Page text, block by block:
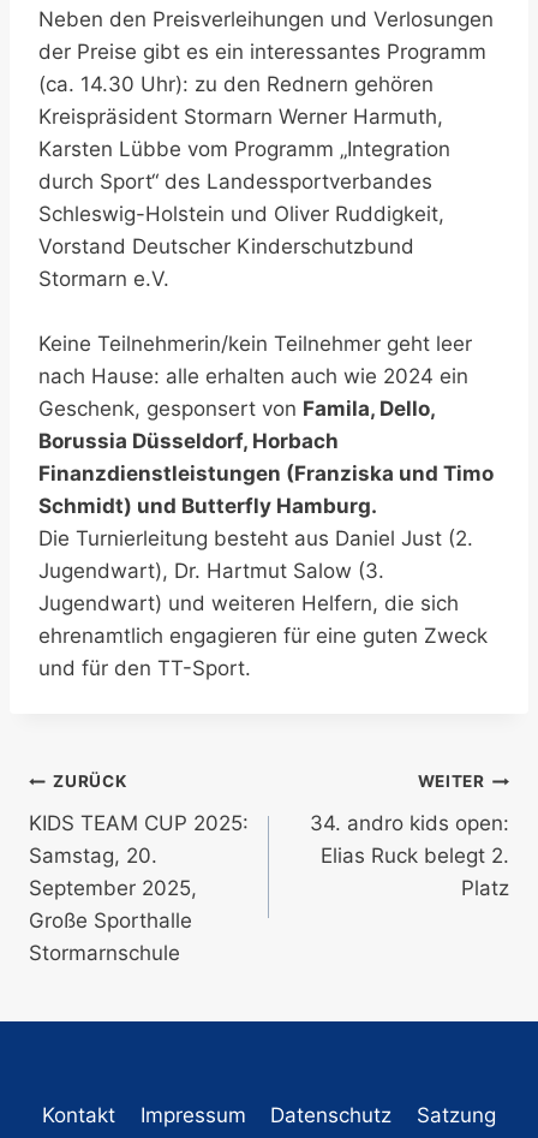
Neben den Preisverleihungen und Verlosungen
der Preise gibt es ein interessantes Programm
(ca. 14.30 Uhr): zu den Rednern gehören
Kreispräsident Stormarn Werner Harmuth,
Karsten Lübbe vom Programm „Integration
durch Sport“ des Landessportverbandes
Schleswig-Holstein und Oliver Ruddigkeit,
Vorstand Deutscher Kinderschutzbund
Stormarn e.V.
Keine Teilnehmerin/kein Teilnehmer geht leer
nach Hause: alle erhalten auch wie 2024 ein
Geschenk, gesponsert von Famila, Dello,
Borussia Düsseldorf, Horbach
Finanzdienstleistungen (Franziska und Timo
Schmidt) und Butterfly Hamburg.
Die Turnierleitung besteht aus Daniel Just (2.
Jugendwart), Dr. Hartmut Salow (3.
Jugendwart) und weiteren Helfern, die sich
ehrenamtlich engagieren für eine guten Zweck
und für den TT-Sport.
Beitragsnavigation
ZURÜCK
KIDS TEAM CUP 2025:
Samstag, 20.
September 2025,
Große Sporthalle
Stormarnschule
WEITER
34. andro kids open:
Elias Ruck belegt 2.
Platz
Kontakt Impressum Datenschutz Satzung